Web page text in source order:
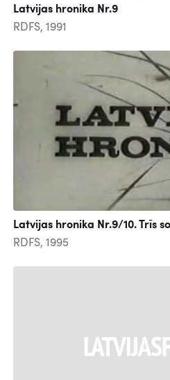
Latvijas hronika Nr.9
RDFS, 1991
Latvijas hronika Nr.9/10. Trīs
RDFS, 1995